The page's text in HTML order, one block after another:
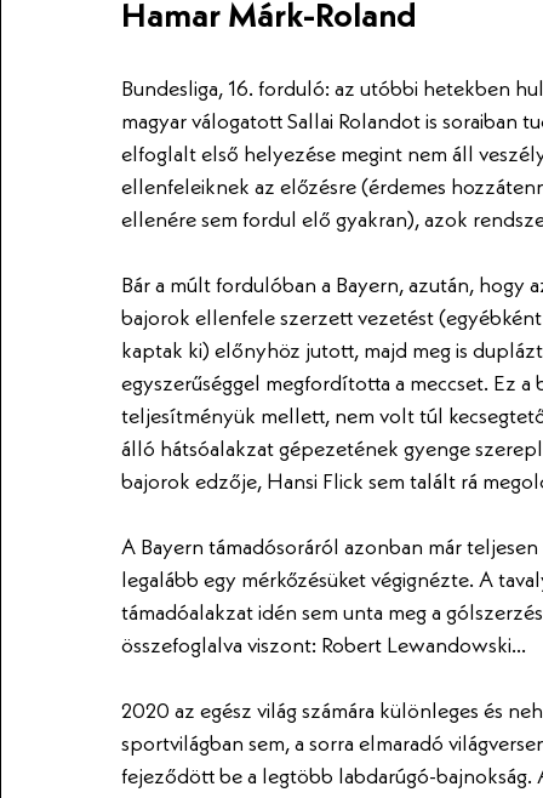
Hamar Márk-Roland
Bundesliga, 16. forduló: az utóbbi hetekben
magyar válogatott Sallai Rolandot is soraiban
elfoglalt első helyezése megint nem áll
ellenfeleiknek az előzésre (érdemes
ellenére sem fordul elő gyakran), azok
Bár a múlt fordulóban a Bayern, azután,
bajorok ellenfele szerzett vezetést
kaptak ki) előnyhöz jutott, majd meg is
egyszerűséggel megfordította a meccset. Ez
teljesítményük mellett, nem volt túl
álló hátsóalakzat gépezetének gyenge
bajorok edzője, Hansi Flick sem talált rá
A Bayern támadósoráról azonban már
legalább egy mérkőzésüket végignézte. A
támadóalakzat idén sem unta meg a
összefoglalva viszont: Robert Lewandowski…
2020 az egész világ számára különleges és
sportvilágban sem, a sorra elmaradó
fejeződött be a legtöbb labdarúgó-bajnokság.